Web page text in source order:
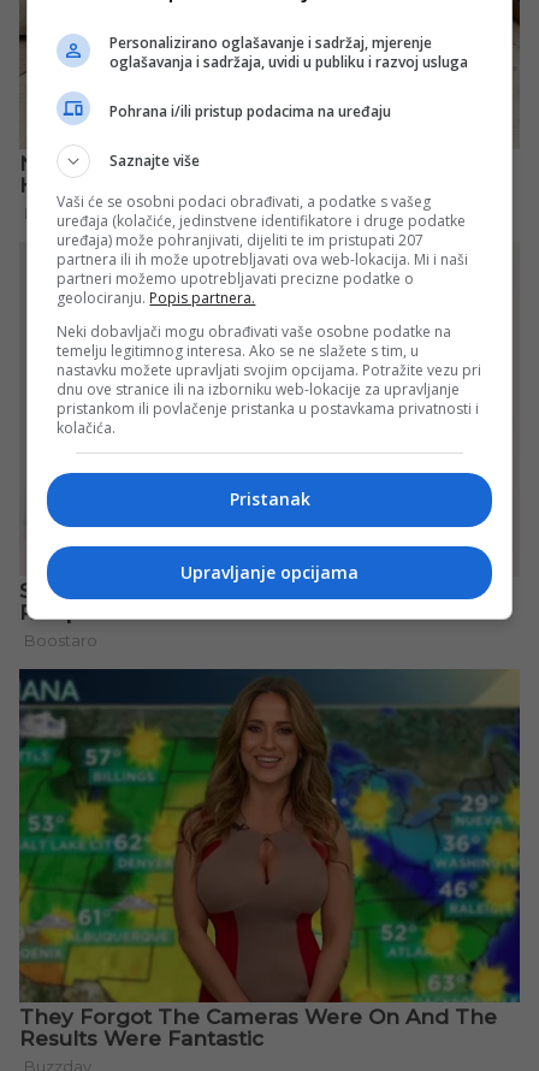
Personalizirano oglašavanje i sadržaj, mjerenje
oglašavanja i sadržaja, uvidi u publiku i razvoj usluga
Pohrana i/ili pristup podacima na uređaju
Saznajte više
Vaši će se osobni podaci obrađivati, a podatke s vašeg
uređaja (kolačiće, jedinstvene identifikatore i druge podatke
uređaja) može pohranjivati, dijeliti te im pristupati 207
partnera ili ih može upotrebljavati ova web-lokacija. Mi i naši
partneri možemo upotrebljavati precizne podatke o
geolociranju. Popis partnera.
Neki dobavljači mogu obrađivati vaše osobne podatke na
temelju legitimnog interesa. Ako se ne slažete s tim, u
nastavku možete upravljati svojim opcijama. Potražite vezu pri
dnu ove stranice ili na izborniku web-lokacije za upravljanje
pristankom ili povlačenje pristanka u postavkama privatnosti i
kolačića.
Pristanak
Upravljanje opcijama